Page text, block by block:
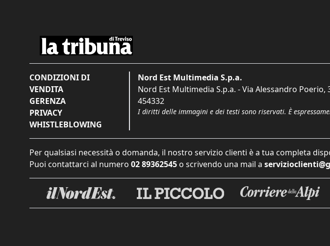
CONDIZIONI DI
VENDITA
GERENZA
PRIVACY
WHISTLEBLOWING
Nord Est Multimedia S.p.a.
Nord Est Multimedia S.p.a. - Via Alessandro Poerio,
454332
I diritti delle immagini e dei testi sono riservati. È
Per qualsiasi necessità o domanda, il nostro servizio clienti è a tua completa
Puoi contattarci al numero 02 89362545 o scrivendo una mail a